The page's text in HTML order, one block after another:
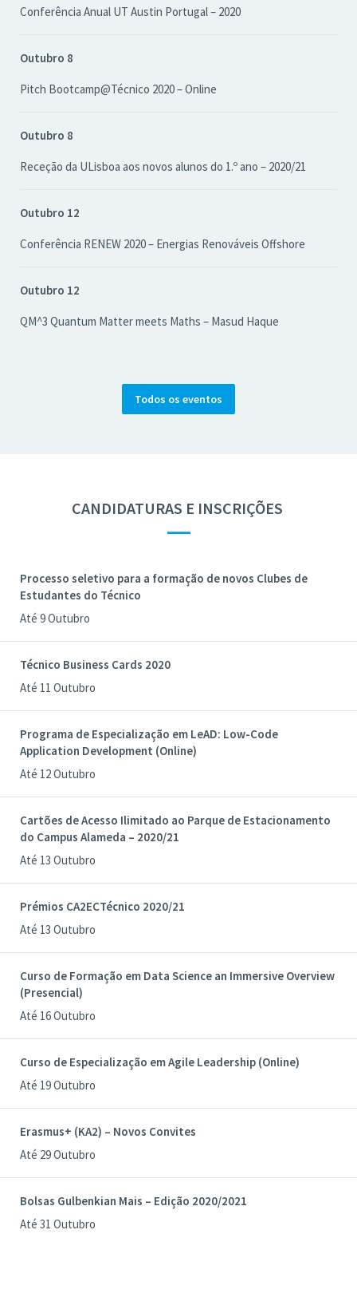
Conferência Anual UT Austin Portugal – 2020
Outubro 8
Pitch Bootcamp@Técnico 2020 – Online
Outubro 8
Receção da ULisboa aos novos alunos do 1.º ano – 2020/21
Outubro 12
Conferência RENEW 2020 – Energias Renováveis Offshore
Outubro 12
QM^3 Quantum Matter meets Maths – Masud Haque
Todos os eventos
CANDIDATURAS E INSCRIÇÕES
—
Processo seletivo para a formação de novos Clubes de
Estudantes do Técnico
Até 9 Outubro
Técnico Business Cards 2020
Até 11 Outubro
Programa de Especialização em LeAD: Low-Code
Application Development (Online)
Até 12 Outubro
Cartões de Acesso Ilimitado ao Parque de Estacionamento
do Campus Alameda – 2020/21
Até 13 Outubro
Prémios CA2ECTécnico 2020/21
Até 13 Outubro
Curso de Formação em Data Science an Immersive Overview
(Presencial)
Até 16 Outubro
Curso de Especialização em Agile Leadership (Online)
Até 19 Outubro
Erasmus+ (KA2) – Novos Convites
Até 29 Outubro
Bolsas Gulbenkian Mais – Edição 2020/2021
Até 31 Outubro